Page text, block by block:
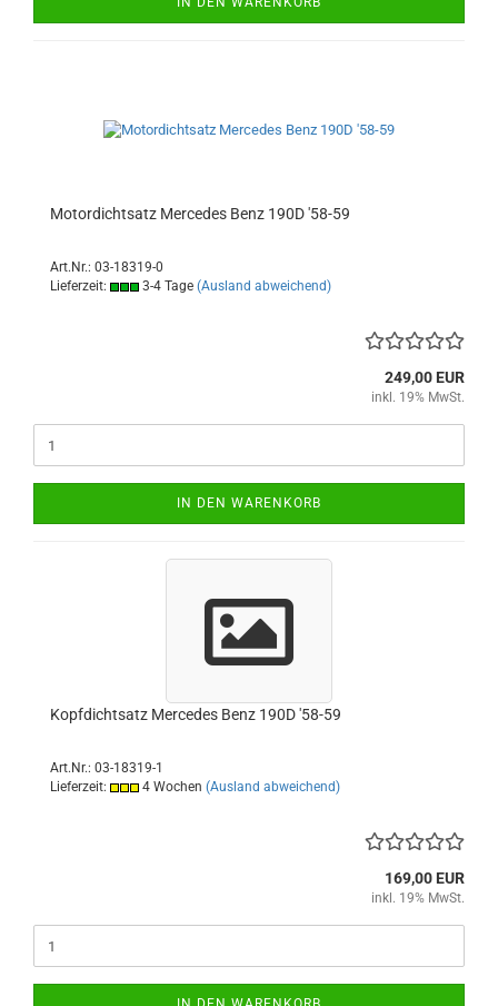
Motordichtsatz Mercedes Benz 190D '58-59
Art.Nr.: 03-18319-0
Lieferzeit:
3-4 Tage (Ausland abweichend)
249,00 EUR
inkl. 19% MwSt.
IN DEN WARENKORB
Kopfdichtsatz Mercedes Benz 190D '58-59
Art.Nr.: 03-18319-1
Lieferzeit:
4 Wochen (Ausland abweichend)
169,00 EUR
inkl. 19% MwSt.